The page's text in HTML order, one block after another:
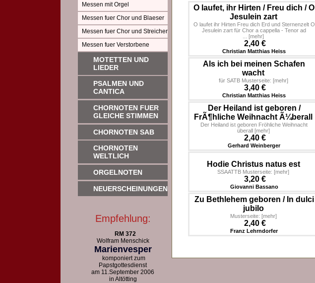
Messen mit Orgel
Messen fuer Chor und Blaeser
Messen fuer Chor und Streicher
Messen fuer Verstorbene
MOTETTEN UND
LIEDER
PSALMEN UND
CANTICA
CHORNOTEN FUER
GLEICHE STIMMEN
CHORNOTEN SAB
CHORNOTEN
WELTLICH
ORGELNOTEN
NEUERSCHEINUNGEN
Empfehlung:
RM 372
Wolfram Menschick
Marienvesper
komponiert zum
Papstgottesdienst
am 11.September 2006
in Altötting
O laufet, ihr Hirten / Freu dich / O
Jesulein zart
O laufet ihr Hirten Freu dich Erd und Sternenzelt O
Jesulein zart für Chor a cappella - Tenor ad
[mehr]
2,40 €
Christian Matthias Heiss
Als ich bei meinen Schafen
wacht
für SATB Musterseite: [mehr]
3,40 €
Christian Matthias Heiss
Der Heiland ist geboren /
FrÃ¶hliche Weihnacht Ã¼berall
Der Heiland ist geboren Fröhliche Weihnacht
überall[mehr]
2,40 €
Gerhard Weinberger
Hodie Christus natus est
SSAATTB Musterseite: [mehr]
3,20 €
Giovanni Bassano
Zu Bethlehem geboren / In dulci
jubilo
Musterseite: [mehr]
2,40 €
Franz Lehrndorfer